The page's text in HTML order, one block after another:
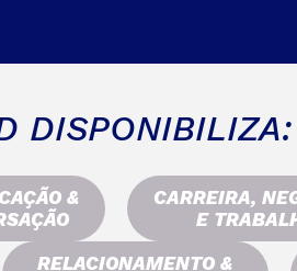
DISPONIBILIZA:
&
CARREIRA,
E
RELACIONAMENTO &